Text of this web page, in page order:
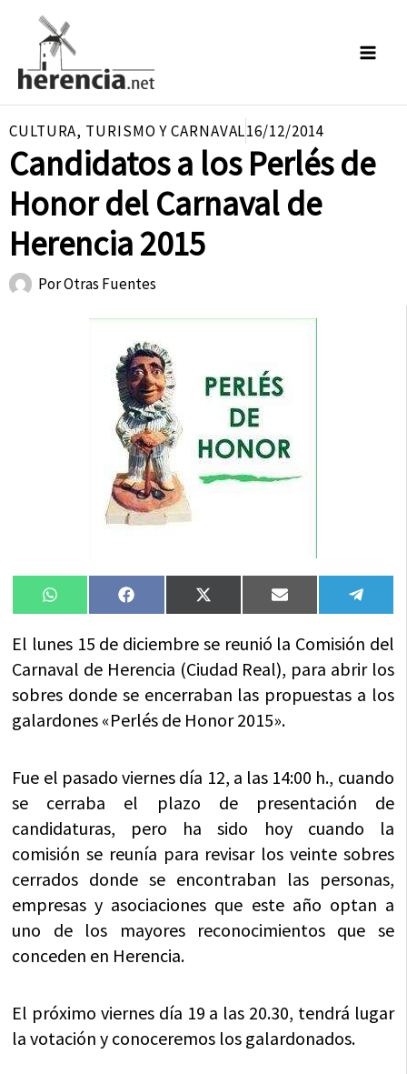
contenido
CULTURA, TURISMO Y CARNAVAL16/12/2014
Candidatos a los Perlés de
Honor del Carnaval de
Herencia 2015
PorOtras Fuentes
Compartir
en
WhatsAppCompartir
en
FacebookCompartir
en
X
(Twitter)
Compartir
en
Email
en
El lunes 15 de diciembre se reunió la Comisión del
Carnaval de Herencia (Ciudad Real), para abrir los
sobres donde se encerraban las propuestas a los
galardones «Perlés de Honor 2015».
Fue el pasado viernes día 12, a las 14:00 h., cuando
se cerraba el plazo de presentación de
candidaturas, pero ha sido hoy cuando la
comisión se reunía para revisar los veinte sobres
cerrados donde se encontraban las personas,
empresas y asociaciones que este año optan a
uno de los mayores reconocimientos que se
conceden en Herencia.
El próximo viernes día 19 a las 20.30, tendrá lugar
la votación y conoceremos los galardonados.